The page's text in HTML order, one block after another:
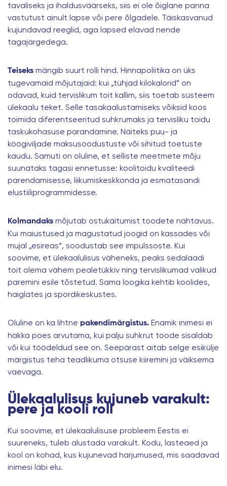
tavaliseks ja ihaldusväärseks, siis ei ole õiglane panna
vastutust ainult lapse või pere õlgadele. Täiskasvanud
kujundavad reeglid, aga lapsed elavad nende
tagajärgedega.
Teiseks mängib suurt rolli hind. Hinnapoliitika on üks
tugevamaid mõjutajaid: kui „tühjad kilokalorid” on
odavad, kuid tervislikum toit kallim, siis toetab süsteem
ülekaalu teket. Selle tasakaalustamiseks võiksid koos
toimida diferentseeritud suhkrumaks ja tervisliku toidu
taskukohasuse parandamine. Näiteks puu- ja
köögiviljade maksusoodustuste või sihitud toetuste
kaudu. Samuti on oluline, et selliste meetmete mõju
suunataks tagasi ennetusse: koolitoidu kvaliteedi
parendamisesse, liikumiskeskkonda ja esmatasandi
elustiiliprogrammidesse.
Kolmandaks mõjutab ostukäitumist toodete nähtavus.
Kui maiustused ja magustatud joogid on kassades või
mujal „esireas“, soodustab see impulssoste. Kui
soovime, et ülekaalulisus väheneks, peaks sedalaadi
toit olema vähem pealetükkiv ning tervislikumad valikud
paremini esile tõstetud. Sama loogika kehtib koolides,
haiglates ja spordikeskustes.
Oluline on ka lihtne pakendimärgistus. Enamik inimesi ei
hakka poes arvutama, kui palju suhkrut toode sisaldab
või kui töödeldud see on. Seepärast aitab selge esikülje
märgistus teha teadlikuma otsuse kiiremini ja väiksema
vaevaga.
Ülekaalulisus kujuneb varakult:
pere ja kooli roll
Kui soovime, et ülekaalulisuse probleem Eestis ei
suureneks, tuleb alustada varakult. Kodu, lasteaed ja
kool on kohad, kus kujunevad harjumused, mis saadavad
inimesi läbi elu.